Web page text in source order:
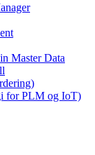
Master Data
for PLM og IoT)